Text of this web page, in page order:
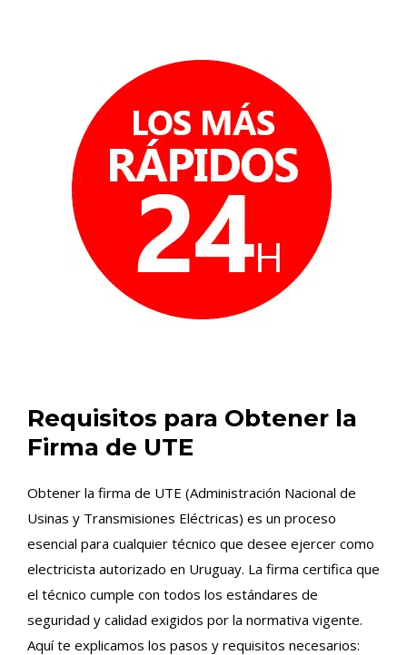
Requisitos para Obtener la
Firma de UTE
Obtener la firma de UTE (Administración Nacional de
Usinas y Transmisiones Eléctricas) es un proceso
esencial para cualquier técnico que desee ejercer como
electricista autorizado en Uruguay. La firma certifica que
el técnico cumple con todos los estándares de
seguridad y calidad exigidos por la normativa vigente.
Aquí te explicamos los pasos y requisitos necesarios: